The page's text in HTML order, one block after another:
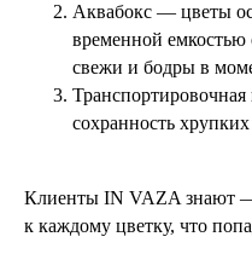
Аквабокс — цветы
временной
свежи и бодры в
сохранность
Клиенты IN VAZA знают
к каждому цветку, что